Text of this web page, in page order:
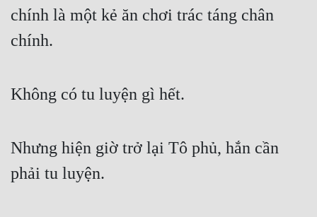
Dị Giới
Gia Đấu
Góc Nhìn Nữ
Huyền Huyễn
chính là một kẻ ăn chơi trác táng chân
chính.
Không có tu luyện gì hết.
Nhưng hiện giờ trở lại Tô phủ, hắn cần
phải tu luyện.